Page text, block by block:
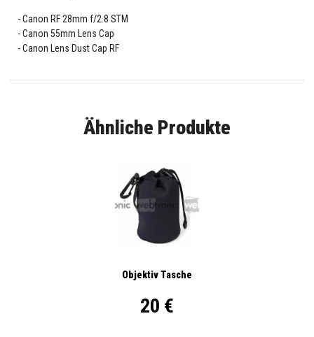
Canon RF 28mm f/2.8 STM
Canon 55mm Lens Cap
Canon Lens Dust Cap RF
Ähnliche Produkte
Objektiv Tasche
20 €